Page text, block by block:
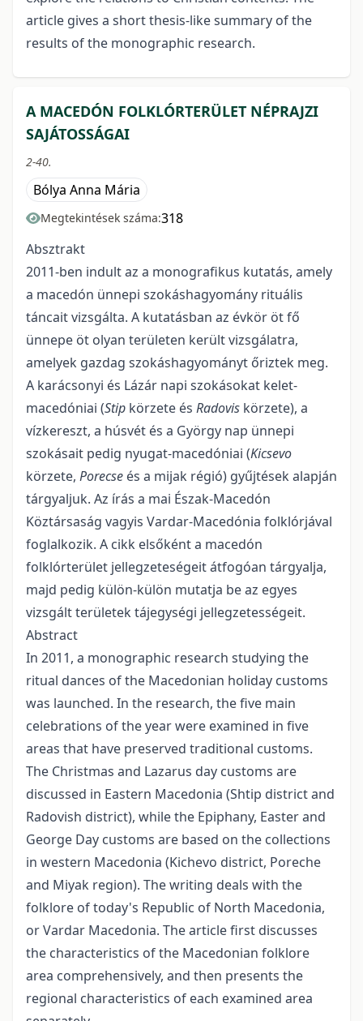
article gives a short thesis-like summary of the
results of the monographic research.
A MACEDÓN FOLKLÓRTERÜLET NÉPRAJZI
SAJÁTOSSÁGAI
2-40.
Bólya Anna Mária
Megtekintések száma:318
Absztrakt
2011-ben indult az a monografikus kutatás, amely
a macedón ünnepi szokáshagyomány rituális
táncait vizsgálta. A kutatásban az évkör öt fő
ünnepe öt olyan területen került vizsgálatra,
amelyek gazdag szokáshagyományt őriztek meg.
A karácsonyi és Lázár napi szokásokat kelet-
macedóniai (Stip körzete és Radovis körzete), a
vízkereszt, a húsvét és a György nap ünnepi
szokásait pedig nyugat-macedóniai (Kicsevo
körzete, Porecse és a mijak régió) gyűjtések alapján
tárgyaljuk. Az írás a mai Észak-Macedón
Köztársaság vagyis Vardar-Macedónia folklórjával
foglalkozik. A cikk elsőként a macedón
folklórterület jellegzeteségeit átfogóan tárgyalja,
majd pedig külön-külön mutatja be az egyes
vizsgált területek tájegységi jellegzetességeit.
Abstract
In 2011, a monographic research studying the
ritual dances of the Macedonian holiday customs
was launched. In the research, the five main
celebrations of the year were examined in five
areas that have preserved traditional customs.
The Christmas and Lazarus day customs are
discussed in Eastern Macedonia (Shtip district and
Radovish district), while the Epiphany, Easter and
George Day customs are based on the collections
in western Macedonia (Kichevo district, Poreche
and Miyak region). The writing deals with the
folklore of today's Republic of North Macedonia,
or Vardar Macedonia. The article first discusses
the characteristics of the Macedonian folklore
area comprehensively, and then presents the
regional characteristics of each examined area